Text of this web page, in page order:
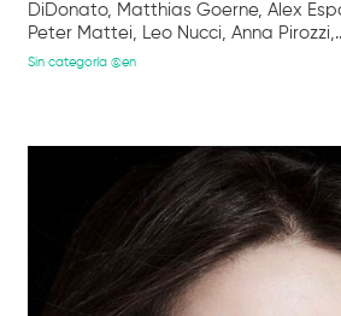
DiDonato, Matthias Goerne, Alex
Peter Mattei, Leo Nucci, Anna
Sin categoría @en